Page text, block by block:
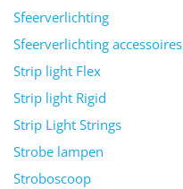
Sfeerverlichting
Sfeerverlichting accessoires
Strip light Flex
Strip light Rigid
Strip Light Strings
Strobe lampen
Stroboscoop